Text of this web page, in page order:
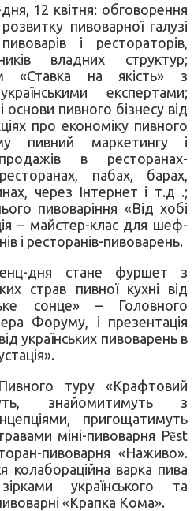
12 квітня: обговорення
пивоварної галузі
і рестораторів,
владних структур;
«Ставка на якість» з
експертами;
пивного бізнесу від
про економіку пивного
пивний маркетингу і
в ресторанах-
пабах, барах,
через Інтернет і т.д .;
пивоваріння «Від хобі
– майстер-клас для шеф-
і ресторанів-пивоварень.
дня стане фуршет з
страв пивної кухні від
сонце» – Головного
Форуму, і презентація
українських пивоварень в
туру «Крафтовий
знайомитимуть з
пригощатимуть
міні-пивоварня Pẽst
пивоварня «Наживо».
колабораційна варка пива
українського та
«Крапка Кома».